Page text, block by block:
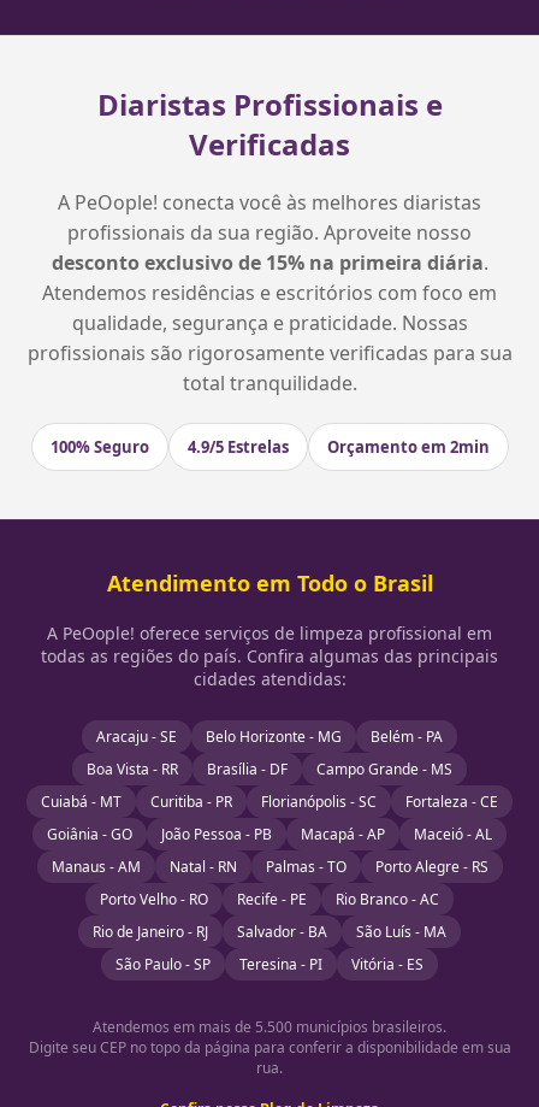
Diaristas Profissionais e
Verificadas
A PeOople! conecta você às melhores diaristas
profissionais da sua região. Aproveite nosso
desconto exclusivo de 15% na primeira diária.
Atendemos residências e escritórios com foco em
qualidade, segurança e praticidade. Nossas
profissionais são rigorosamente verificadas para sua
total tranquilidade.
100% Seguro 4.9/5 Estrelas Orçamento em 2min
Atendimento em Todo o Brasil
A PeOople! oferece serviços de limpeza profissional em
todas as regiões do país. Confira algumas das principais
cidades atendidas:
Aracaju - SE Belo Horizonte - MG
Belém - PA
Boa Vista - RR
Brasília - DF
Campo Grande - MS
Cuiabá - MT
Curitiba - PR Florianópolis - SC
Fortaleza - CE
Goiânia - GO
João Pessoa - PB Macapá - AP
Maceió - AL
Manaus - AM
Natal - RN Palmas - TO
Porto Alegre - RS
Porto Velho - RO
Recife - PE
Rio Branco - AC
Rio de Janeiro - RJ
Salvador - BA
São Luís - MA
São Paulo - SP
Teresina - PI Vitória - ES
Atendemos em mais de 5.500 municípios brasileiros.
Digite seu CEP no topo da página para conferir a disponibilidade em sua
rua.